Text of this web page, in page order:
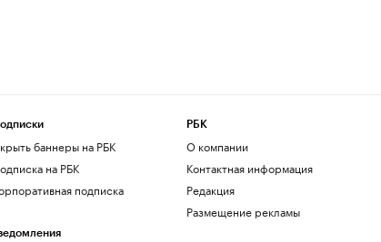
баннеры на РБК
на РБК
подписка
РБК
О компании
Контактная информация
Редакция
Размещение рекламы